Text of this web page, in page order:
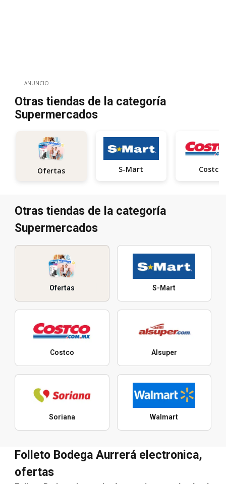
ANUNCIO
Otras tiendas de la categoría
Supermercados
Ofertas S-Mart Costco
Otras tiendas de la categoría
Supermercados
Ofertas S-Mart
Costco Alsuper
Soriana Walmart
Folleto Bodega Aurrerá electronica,
ofertas